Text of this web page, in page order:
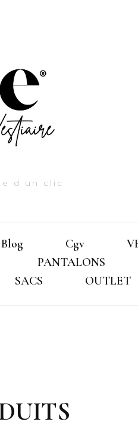
d un clic
Blog Cgv
PANTALONS
SACS OUTLET